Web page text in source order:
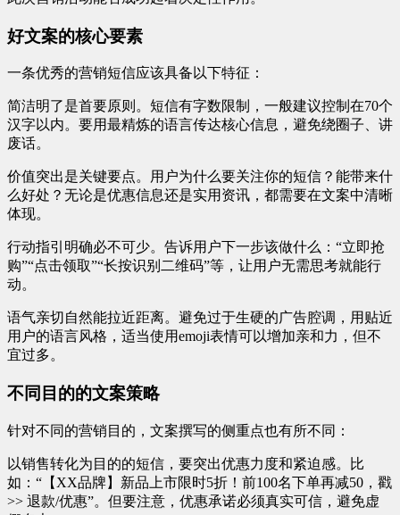
好文案的核心要素
一条优秀的营销短信应该具备以下特征：
简洁明了是首要原则。短信有字数限制，一般建议控制在70个
汉字以内。要用最精炼的语言传达核心信息，避免绕圈子、讲
废话。
价值突出是关键要点。用户为什么要关注你的短信？能带来什
么好处？无论是优惠信息还是实用资讯，都需要在文案中清晰
体现。
行动指引明确必不可少。告诉用户下一步该做什么：“立即抢
购”“点击领取”“长按识别二维码”等，让用户无需思考就能行
动。
语气亲切自然能拉近距离。避免过于生硬的广告腔调，用贴近
用户的语言风格，适当使用emoji表情可以增加亲和力，但不
宜过多。
不同目的的文案策略
针对不同的营销目的，文案撰写的侧重点也有所不同：
以销售转化为目的的短信，要突出优惠力度和紧迫感。比
如：“【XX品牌】新品上市限时5折！前100名下单再减50，戳
>> 退款/优惠”。但要注意，优惠承诺必须真实可信，避免虚